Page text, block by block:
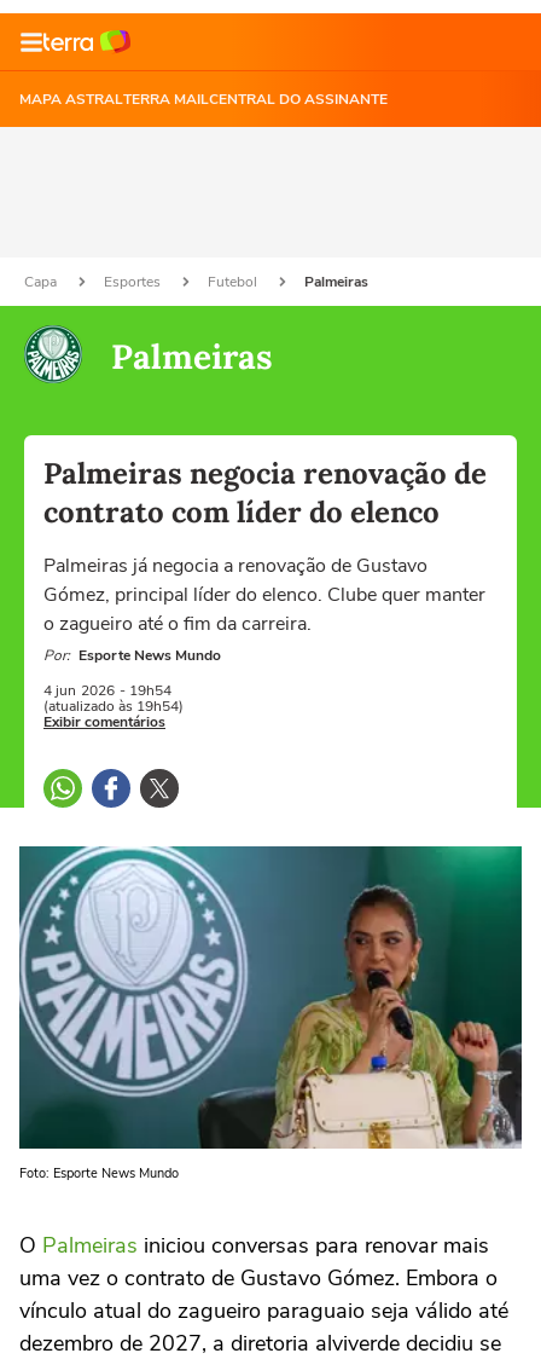
MAPA ASTRALTERRA MAILCENTRAL DO ASSINANTE
Capa Esportes Futebol Palmeiras
Palmeiras
Palmeiras negocia renovação de
contrato com líder do elenco
Palmeiras já negocia a renovação de Gustavo
Gómez, principal líder do elenco. Clube quer manter
o zagueiro até o fim da carreira.
Por: Esporte News Mundo
4 jun 2026 - 19h54
(atualizado às 19h54)
Exibir comentários
Foto: Esporte News Mundo
O Palmeiras iniciou conversas para renovar mais
uma vez o contrato de Gustavo Gómez. Embora o
vínculo atual do zagueiro paraguaio seja válido até
dezembro de 2027, a diretoria alviverde decidiu se